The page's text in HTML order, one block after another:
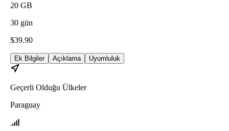
20 GB
30 gün
$39.90
Ek Bilgiler Açıklama Uyumluluk
Geçerli Olduğu Ülkeler
Paraguay